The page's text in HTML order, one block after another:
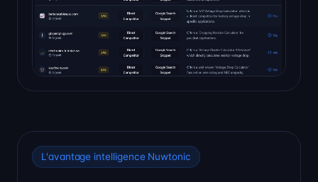
L'avantage intelligence Nuwtonic